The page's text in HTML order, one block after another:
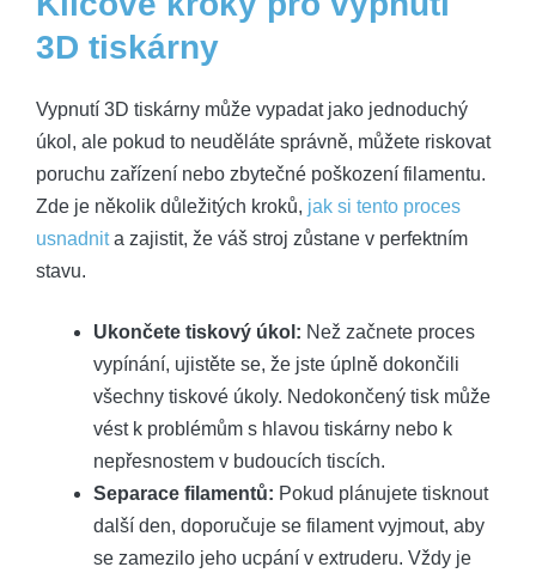
3D tiskárny
Vypnutí 3D tiskárny může vypadat jako jednoduchý
úkol, ale pokud to neuděláte správně, můžete riskovat
poruchu zařízení nebo zbytečné poškození filamentu.
Zde je několik důležitých kroků, jak si tento proces
usnadnita zajistit, že váš stroj zůstane v perfektním
stavu.
Ukončete tiskový úkol: Než začnete proces
vypínání, ujistěte se, že jste úplně dokončili
všechny tiskové úkoly. Nedokončený tisk může
vést k problémům s hlavou tiskárny nebo k
nepřesnostem v budoucích tiscích.
Separace filamentů: Pokud plánujete tisknout
další den, doporučuje se filament vyjmout, aby
se zamezilo jeho ucpání v extruderu. Vždy je